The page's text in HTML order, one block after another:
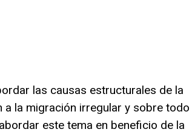
las causas estructurales de la
la migración irregular y sobre todo
este tema en beneficio de la